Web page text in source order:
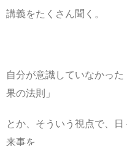
講義をたくさん聞く。
自分が意識していなかっ
果の法則」
とか、そういう視点で、
来事を